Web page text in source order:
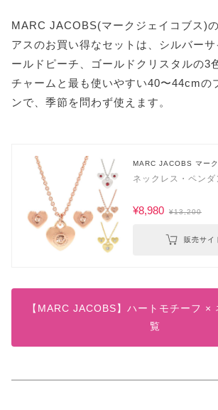
MARC JACOBS(マークジェイコブス)
アスのお買い得なセットは、シルバー
ールドピーチ、ゴールドクリスタルの3
チャームと最も使いやすい40〜44cmの
ンで、季節を問わず使えます。
MARC JACOBS マーク
ネックレス・ペンダ
¥8,980 ¥13,200
販売サイ
【MARC JACOBS】ハートモチーフ ×
覧